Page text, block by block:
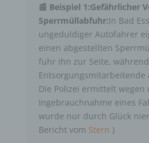
📰 Beispiel 1:Gefährlicher
Sperrmüllabfuhr:In Bad
ungeduldiger Autofahrer
einen abgestellten
fuhr ihn zur Seite,
Entsorgungsmitarbeitende
Die Polizei ermittelt wegen
Ingebrauchnahme eines
wurde nur durch Glück
Bericht vom Stern )